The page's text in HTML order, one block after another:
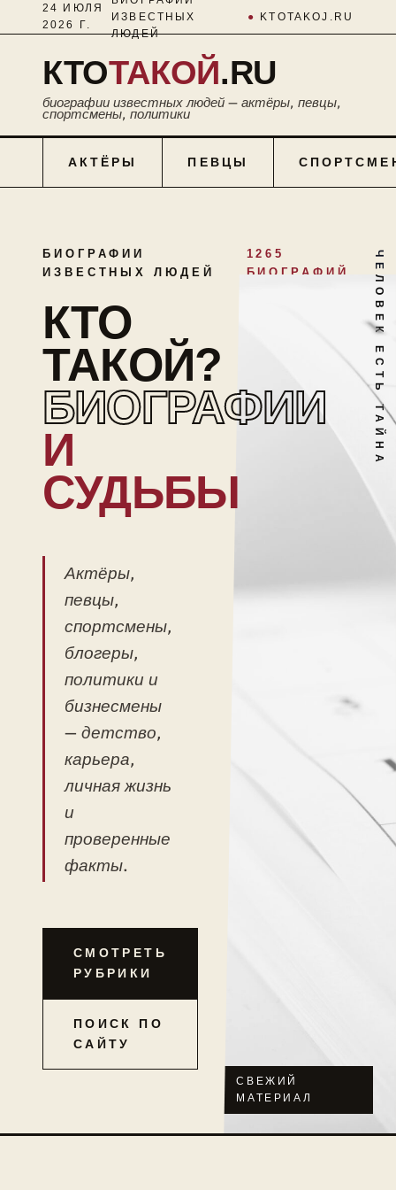
24 ИЮЛЯ
2026 Г.
ИЗВЕСТНЫХ
ЛЮДЕЙ
● KTOTAKOJ.RU
КТОТАКОЙ.RU
биографии известных людей — актёры, певцы,
спортсмены, политики
АКТЁРЫ ПЕВЦЫ
БИОГРАФИИ
ИЗВЕСТНЫХ ЛЮДЕЙ
1265
БИОГРАФИЙ
КТО
ТАКОЙ?
БИОГРАФИИ
И
СУДЬБЫ
Актёры,
певцы,
спортсмены,
блогеры,
политики и
бизнесмены
— детство,
карьера,
личная жизнь
и
проверенные
факты.
СМОТРЕТЬ
РУБРИКИ
ПОИСК ПО
САЙТУ
СВЕЖИЙ
МАТЕРИАЛ
ЧЕЛОВЕК ЕСТЬ ТАЙНА